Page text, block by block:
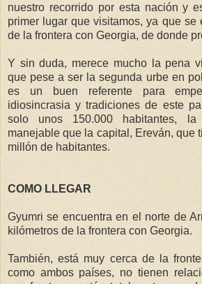
nuestro recorrido por esta nación y
primer lugar que visitamos, ya que se
de la frontera con Georgia, de donde
Y sin duda, merece mucho la pena
que pese a ser la segunda urbe en
es un buen referente para
idiosincrasia y tradiciones de este
solo unos 150.000 habitantes,
manejable que la capital, Ereván, que
millón de habitantes.
COMO LLEGAR
Gyumri se encuentra en el norte de
kilómetros de la frontera con Georgia.
También, está muy cerca de la
como ambos países, no tienen